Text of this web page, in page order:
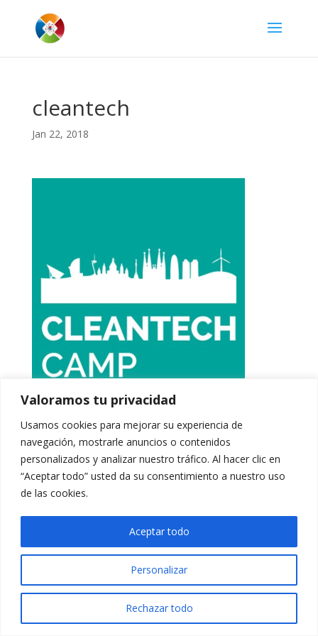
Valoramos tu privacidad
Usamos cookies para mejorar su experiencia de
navegación, mostrarle anuncios o contenidos
personalizados y analizar nuestro tráfico. Al hacer clic en
“Aceptar todo” usted da su consentimiento a nuestro uso
de las cookies.
Personalizar
Rechazar todo
Aceptar todo
cleantech
Jan 22, 2018